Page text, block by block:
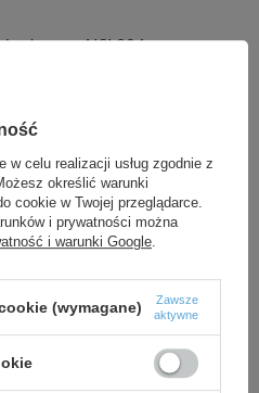
AISI 304,
DAMBAT
000932
celu realizacji usług zgodnie z
określić warunki
cookie w Twojej przeglądarce.
i prywatności można
i warunki Google.
(wymagane)
Zawsze
aktywne